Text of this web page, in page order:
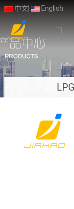
中文| English